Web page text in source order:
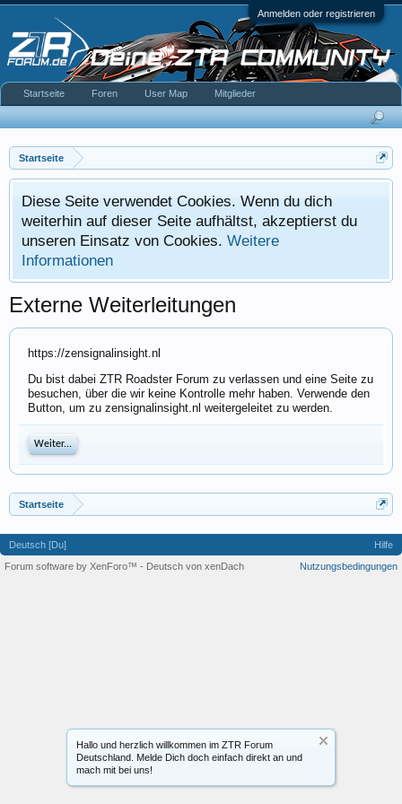
Anmelden oder registrieren
Startseite
Diese Seite verwendet Cookies. Wenn du dich
weiterhin auf dieser Seite aufhältst, akzeptierst du
unseren Einsatz von Cookies. Weitere
Informationen
Hallo und herzlich willkommen im ZTR Forum
Deutschland. Melde Dich doch einfach direkt an und
mach mit bei uns!
Externe Weiterleitungen
https://zensignalinsight.nl
Du bist dabei ZTR Roadster Forum zu verlassen und eine Seite zu
besuchen, über die wir keine Kontrolle mehr haben. Verwende den
Button, um zu zensignalinsight.nl weitergeleitet zu werden.
Weiter...
Startseite
Startseite Foren User Map Mitglieder
Deutsch [Du]
Hilfe
Nutzungsbedingungen
Forum software by XenForo™ - Deutsch von xenDach